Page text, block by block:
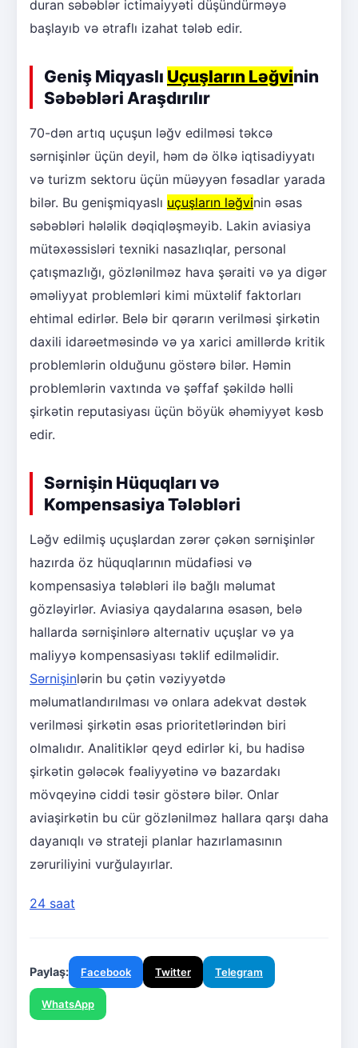
duran səbəblər ictimaiyyəti düşündürməyə
başlayıb və ətraflı izahat tələb edir.
Geniş Miqyaslı Uçuşların Ləğvinin
Səbəbləri Araşdırılır
70-dən artıq uçuşun ləğv edilməsi təkcə
sərnişinlər üçün deyil, həm də ölkə iqtisadiyyatı
və turizm sektoru üçün müəyyən fəsadlar yarada
bilər. Bu genişmiqyaslı uçuşların ləğvinin əsas
səbəbləri hələlik dəqiqləşməyib. Lakin aviasiya
mütəxəssisləri texniki nasazlıqlar, personal
çatışmazlığı, gözlənilməz hava şəraiti və ya digər
əməliyyat problemləri kimi müxtəlif faktorları
ehtimal edirlər. Belə bir qərarın verilməsi şirkətin
daxili idarəetməsində və ya xarici amillərdə kritik
problemlərin olduğunu göstərə bilər. Həmin
problemlərin vaxtında və şəffaf şəkildə həlli
şirkətin reputasiyası üçün böyük əhəmiyyət kəsb
edir.
Sərnişin Hüquqları və
Kompensasiya Tələbləri
Ləğv edilmiş uçuşlardan zərər çəkən sərnişinlər
hazırda öz hüquqlarının müdafiəsi və
kompensasiya tələbləri ilə bağlı məlumat
gözləyirlər. Aviasiya qaydalarına əsasən, belə
hallarda sərnişinlərə alternativ uçuşlar və ya
maliyyə kompensasiyası təklif edilməlidir.
Sərnişinlərin bu çətin vəziyyətdə
məlumatlandırılması və onlara adekvat dəstək
verilməsi şirkətin əsas prioritetlərindən biri
olmalıdır. Analitiklər qeyd edirlər ki, bu hadisə
şirkətin gələcək fəaliyyətinə və bazardakı
mövqeyinə ciddi təsir göstərə bilər. Onlar
aviaşirkətin bu cür gözlənilməz hallara qarşı daha
dayanıqlı və strateji planlar hazırlamasının
zəruriliyini vurğulayırlar.
24 saat
Paylaş: Facebook Twitter Telegram
WhatsApp